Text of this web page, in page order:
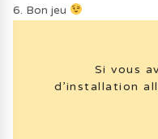
6. Bon jeu
Si vous
d’installation